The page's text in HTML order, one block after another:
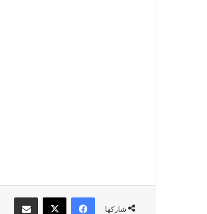
شاركها
فيسبوك ‫X مشاركة عبر البريد